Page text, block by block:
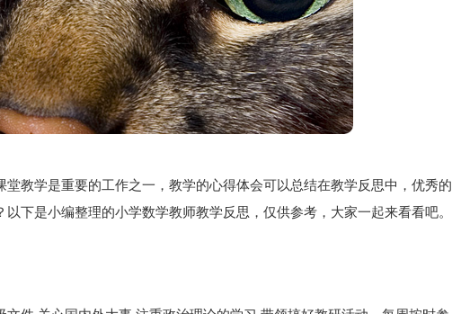
堂教学是重要的工作之一，教学的心得体会可以总结在教学反思中，优秀的
下是小编整理的小学数学教师教学反思，仅供参考，大家一起来看看吧。